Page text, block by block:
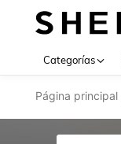
Categorías
Página principal